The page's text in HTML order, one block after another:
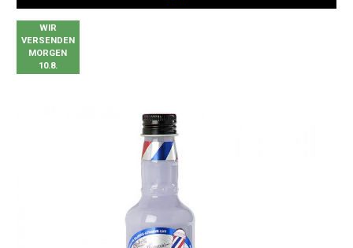
WIR
VERSENDEN
MORGEN
10.8.